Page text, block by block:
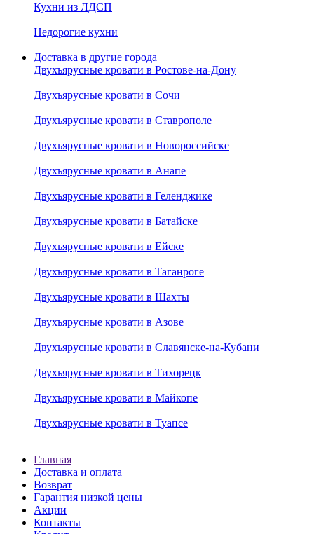
Кухни из ЛДСП
Недорогие кухни
Доставка в другие города
Двухъярусные кровати в Ростове-на-Дону
Двухъярусные кровати в Сочи
Двухъярусные кровати в Ставрополе
Двухъярусные кровати в Новороссийске
Двухъярусные кровати в Анапе
Двухъярусные кровати в Геленджике
Двухъярусные кровати в Батайске
Двухъярусные кровати в Ейске
Двухъярусные кровати в Таганроге
Двухъярусные кровати в Шахты
Двухъярусные кровати в Азове
Двухъярусные кровати в Славянске-на-Кубани
Двухъярусные кровати в Тихорецк
Двухъярусные кровати в Майкопе
Двухъярусные кровати в Туапсе
Главная
Доставка и оплата
Возврат
Гарантия низкой цены
Акции
Контакты